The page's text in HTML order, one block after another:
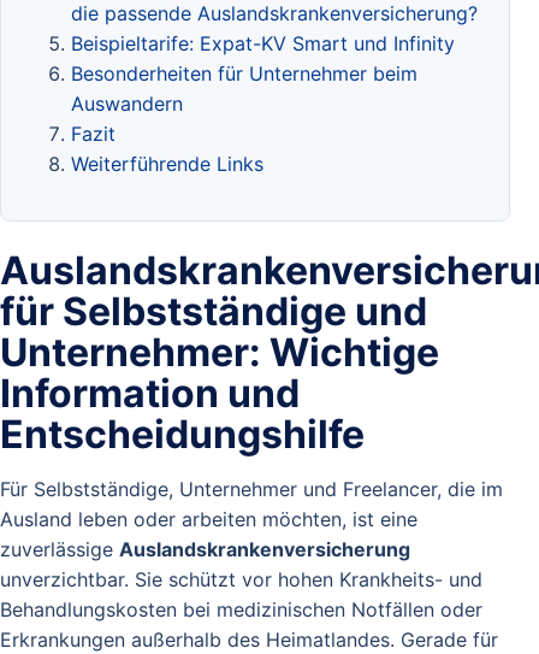
die passende Auslandskrankenversicherung?
Beispieltarife: Expat-KV Smart und Infinity
Besonderheiten für Unternehmer beim
Auswandern
Fazit
Weiterführende Links
für Selbstständige und
Unternehmer: Wichtige
Information und
Entscheidungshilfe
Für Selbstständige, Unternehmer und Freelancer, die im
Ausland leben oder arbeiten möchten, ist eine
zuverlässige Auslandskrankenversicherung
unverzichtbar. Sie schützt vor hohen Krankheits- und
Behandlungskosten bei medizinischen Notfällen oder
Erkrankungen außerhalb des Heimatlandes. Gerade für